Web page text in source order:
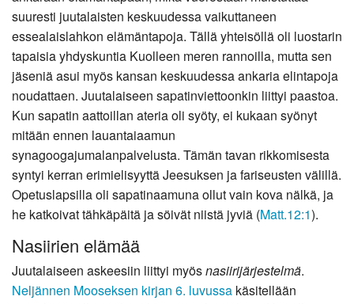
suuresti juutalaisten keskuudessa vaikuttaneen
essealaislahkon elämäntapoja. Tällä yhteisöllä oli luostarin
tapaisia yhdyskuntia Kuolleen meren rannoilla, mutta sen
jäseniä asui myös kansan keskuudessa ankaria elintapoja
noudattaen. Juutalaiseen sapatinviettoonkin liittyi paastoa.
Kun sapatin aattoillan ateria oli syöty, ei kukaan syönyt
mitään ennen lauantaiaamun
synagoogajumalanpalvelusta. Tämän tavan rikkomisesta
syntyi kerran erimielisyyttä Jeesuksen ja fariseusten välillä.
Opetuslapsilla oli sapatinaamuna ollut vain kova nälkä, ja
he katkoivat tähkäpäitä ja söivät niistä jyviä (Matt.12:1).
Nasiirien elämää
Juutalaiseen askeesiin liittyi myösnasiirijärjestelmä.
Neljännen Mooseksen kirjan 6. luvussa käsitellään